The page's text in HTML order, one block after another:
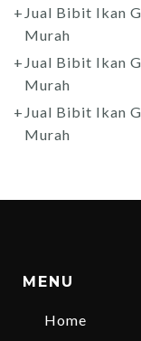
Jual Bibit Ikan
Murah
Jual Bibit Ikan
Murah
Jual Bibit Ikan
Murah
MENU
Home